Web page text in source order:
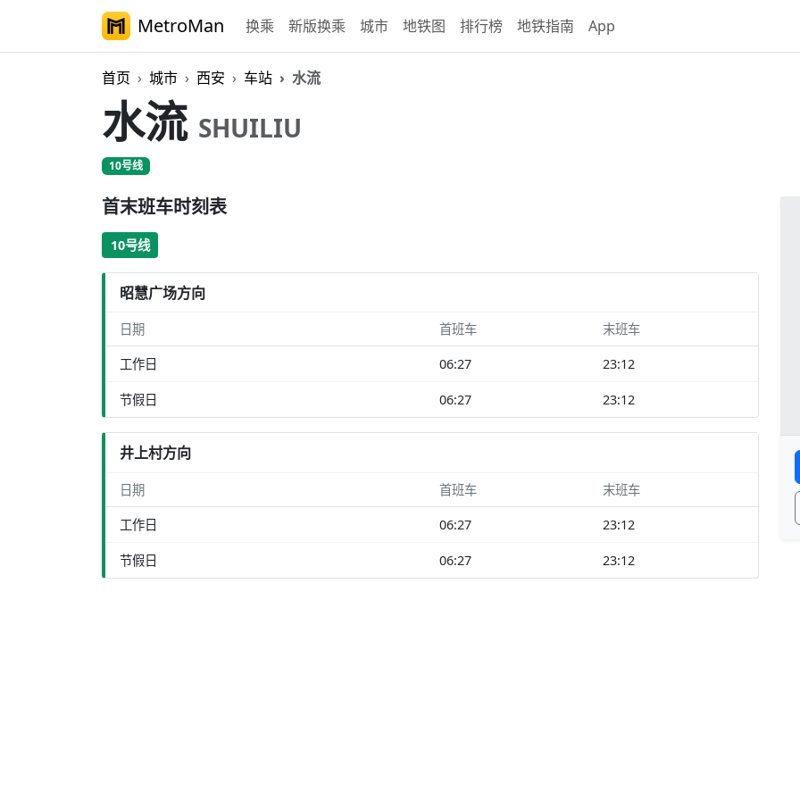
MetroMan 换乘 新版换乘 城市 地铁图 排行榜 地铁指南 App
首页 城市 西安 车站 水流
水流 SHUILIU
10号线
首末班车时刻表
10号线
昭慧广场方向
日期 首班车 末班车
工作日 06:27 23:12
节假日 06:27 23:12
井上村方向
日期 首班车 末班车
工作日 06:27 23:12
节假日 06:27 23:12